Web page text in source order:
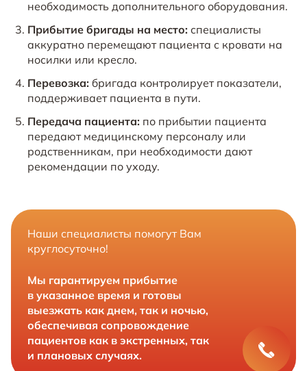
необходимость дополнительного оборудования.
Прибытие бригады на место: специалисты
аккуратно перемещают пациента с кровати на
носилки или кресло.
Перевозка: бригада контролирует показатели,
поддерживает пациента в пути.
Передача пациента: по прибытии пациента
передают медицинскому персоналу или
родственникам, при необходимости дают
рекомендации по уходу.
Наши специалисты помогут Вам
круглосуточно!
Мы гарантируем прибытие
в указанное время и готовы
выезжать как днем, так и ночью,
обеспечивая сопровождение
пациентов как в экстренных, так
и плановых случаях.